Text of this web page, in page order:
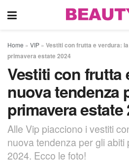
Home » VIP » Vestiti con frutta e verdura:
primavera estate 2024
Vestiti con frutta
nuova tendenza
primavera estate
Alle Vip piacciono i vestiti
nuova tendenza per gli abiti
2024. Ecco le foto!